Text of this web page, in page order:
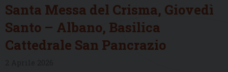
Santa Messa del Crisma, Giovedì
Santo – Albano, Basilica
Cattedrale San Pancrazio